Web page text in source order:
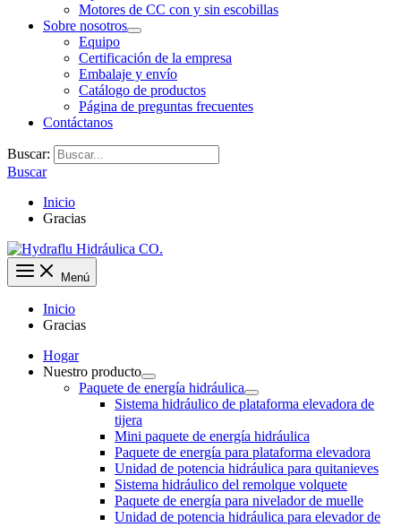
Motores de CC con y sin escobillas
Sobre nosotros
Equipo
Certificación de la empresa
Embalaje y envío
Catálogo de productos
Página de preguntas frecuentes
Contáctanos
Buscar:
Buscar
Inicio
Gracias
Menú
Inicio
Gracias
Hogar
Nuestro producto
Paquete de energía hidráulica
Sistema hidráulico de plataforma elevadora de
tijera
Mini paquete de energía hidráulica
Paquete de energía para plataforma elevadora
Unidad de potencia hidráulica para quitanieves
Sistema hidráulico del remolque volquete
Paquete de energía para nivelador de muelle
Unidad de potencia hidráulica para elevador de